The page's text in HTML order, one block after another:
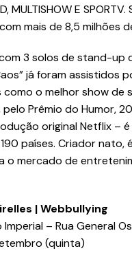
MULTISHOW E
mais de 8,5 milhões
3 solos de stand-up
já foram assistidos
o melhor show de
Prêmio do Humor,
original Netflix –
países. Criador
o mercado de
| Webbullying
Imperial – Rua General
(quinta)